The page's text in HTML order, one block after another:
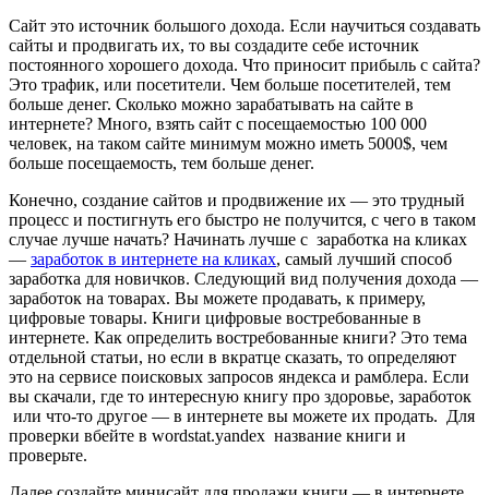
Сайт это источник большого дохода. Если научиться создавать
сайты и продвигать их, то вы создадите себе источник
постоянного хорошего дохода. Что приносит прибыль с сайта?
Это трафик, или посетители. Чем больше посетителей, тем
больше денег. Сколько можно зарабатывать на сайте в
интернете? Много, взять сайт с посещаемостью 100 000
человек, на таком сайте минимум можно иметь 5000$, чем
больше посещаемость, тем больше денег.
Конечно, создание сайтов и продвижение их — это трудный
процесс и постигнуть его быстро не получится, с чего в таком
случае лучше начать? Начинать лучше с заработка на кликах
— заработок в интернете на кликах, самый лучший способ
заработка для новичков. Следующий вид получения дохода —
заработок на товарах. Вы можете продавать, к примеру,
цифровые товары. Книги цифровые востребованные в
интернете. Как определить востребованные книги? Это тема
отдельной статьи, но если в вкратце сказать, то определяют
это на сервисе поисковых запросов яндекса и рамблера. Если
вы скачали, где то интересную книгу про здоровье, заработок
или что-то другое — в интернете вы можете их продать. Для
проверки вбейте в wordstat.yandex название книги и
проверьте.